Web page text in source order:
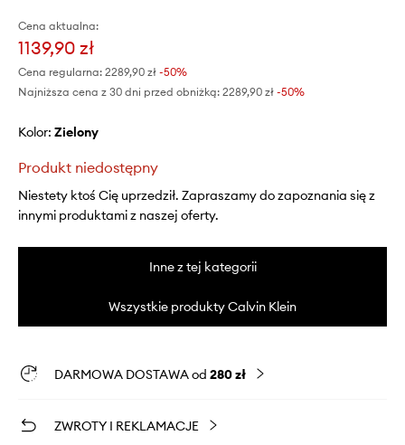
Cena aktualna:
1139,90 zł
Cena regularna: 2289,90 zł -50%
Najniższa cena z 30 dni przed obniżką: 2289,90 zł -50%
Kolor: zielony
Produkt niedostępny
Niestety ktoś Cię uprzedził. Zapraszamy do zapoznania się z
innymi produktami z naszej oferty.
Inne z tej kategorii
Wszystkie produkty Calvin Klein
DARMOWA DOSTAWA od 280 zł
ZWROTY I REKLAMACJE